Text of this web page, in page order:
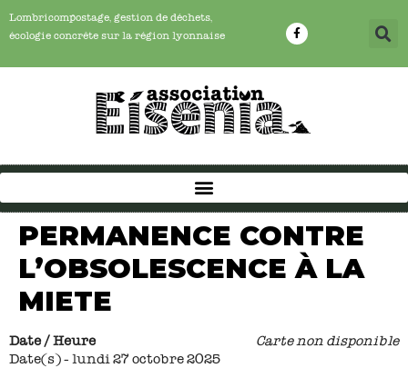
Lombricompostage, gestion de déchets,
écologie concrête sur la région lyonnaise
PERMANENCE CONTRE
L’OBSOLESCENCE À LA
MIETE
Carte non disponible
Date / Heure
Date(s) - lundi 27 octobre 2025